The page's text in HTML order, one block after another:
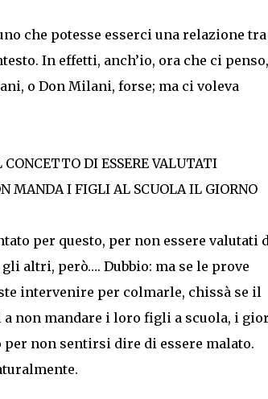
che potesse esserci una relazione
In effetti, anch’io, ora che ci penso,
o Don Milani, forse; ma ci voleva
DI ESSERE VALUTATI
MANDA I FIGLI AL SCUOLA IL GIORNO
per questo, per non essere valutati
altri, però…. Dubbio: ma se le prove
intervenire per colmarle, chissà se il
non mandare i loro figli a scuola, i
per non sentirsi dire di essere malato.